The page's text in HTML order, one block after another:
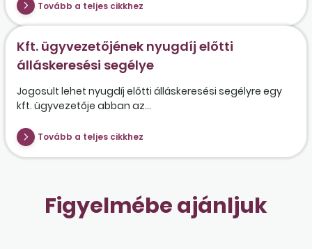
Tovább a teljes cikkhez
Kft. ügyvezetőjének nyugdíj előtti
álláskeresési segélye
Jogosult lehet nyugdíj előtti álláskeresési segélyre egy
kft. ügyvezetője abban az...
Tovább a teljes cikkhez
Figyelmébe ajánljuk